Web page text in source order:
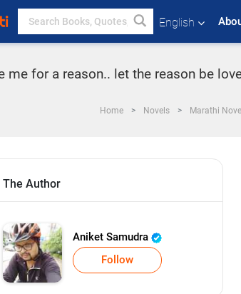
English
me for a reason.. let the reason be
Home Novels Marathi
The Author
Aniket Samudra
Follow